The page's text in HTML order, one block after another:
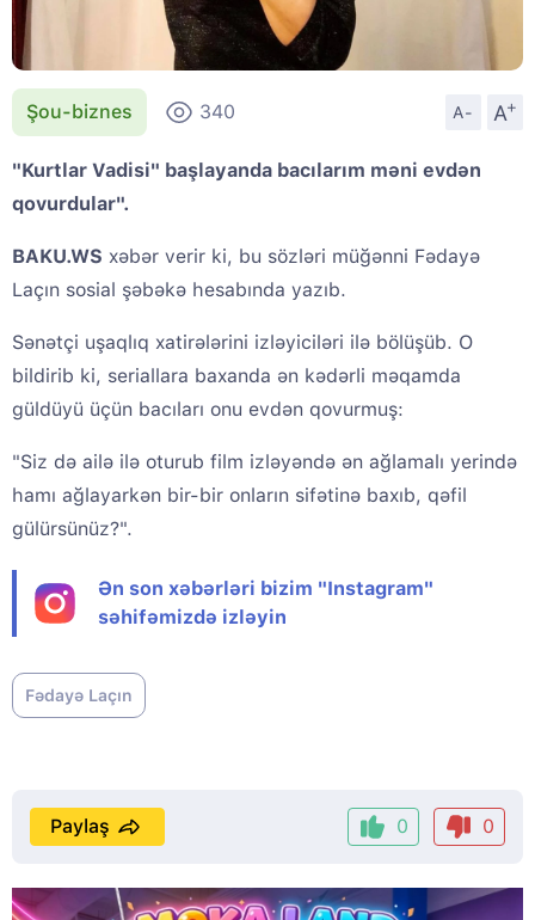
Şou-biznes 340 A- A
+
"Kurtlar Vadisi" başlayanda bacılarım məni evdən
qovurdular".
BAKU.WS xəbər verir ki, bu sözləri müğənni Fədayə
Laçın sosial şəbəkə hesabında yazıb.
Sənətçi uşaqlıq xatirələrini izləyiciləri ilə bölüşüb. O
bildirib ki, seriallara baxanda ən kədərli məqamda
güldüyü üçün bacıları onu evdən qovurmuş:
"Siz də ailə ilə oturub film izləyəndə ən ağlamalı yerində
hamı ağlayarkən bir-bir onların sifətinə baxıb, qəfil
gülürsünüz?".
Ən son xəbərləri bizim "Instagram"
səhifəmizdə izləyin
Fədayə Laçın
0 0
Paylaş